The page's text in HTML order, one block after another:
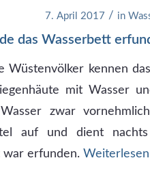
7. April 2017 / in
das Wasserbett
Wüstenvölker kennen
mit Wasser
zwar
auf und dient
war erfunden. Weiterlesen